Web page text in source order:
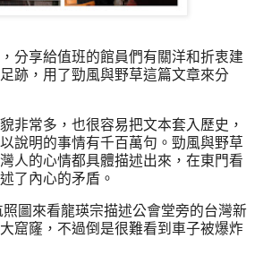
分享給值班的館員們有關洋和折衷建
跡，用了勁風與野草這篇文章來分
非常多，也很容易把文本套入歷史，
說明的事情有千百萬句。勁風與野草
人的心情都具體描述出來，在東門看
了內心的矛盾。
圖來看龍瑛宗描述公會堂旁的台灣新
窟窿，不過倒是很難看到車子被爆炸